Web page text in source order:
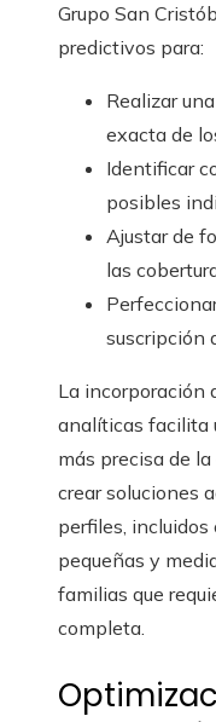
Grupo San
predictivos para:
Realizar
exacta de
Identificar
posibles
Ajustar de
las
suscripción
La incorporación
analíticas facilita
más precisa de
crear soluciones
perfiles, incluidos
pequeñas y
familias que
completa.